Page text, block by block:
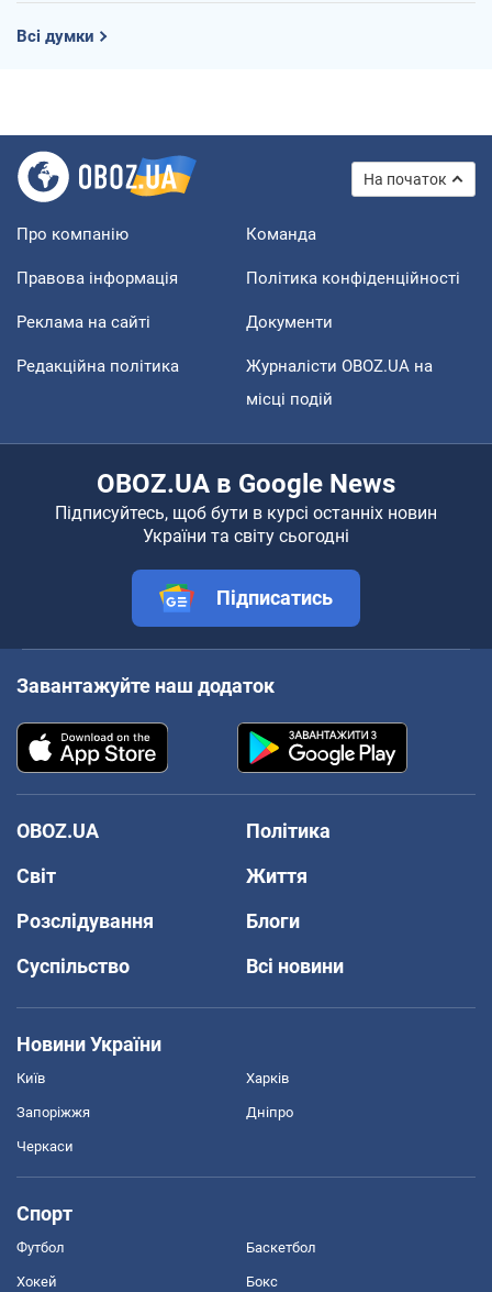
Всі думки
На початок
Про компанію Команда
Правова інформація Політика конфіденційності
Реклама на сайті Документи
Редакційна політика
Журналісти OBOZ.UA на
місці подій
OBOZ.UA в Google News
Підписуйтесь, щоб бути в курсі останніх новин
України та світу сьогодні
Підписатись
Завантажуйте наш додаток
OBOZ.UA
Політика
Світ
Життя
Розслідування
Блоги
Суспільство
Всі новини
Новини України
Київ Харків
Запоріжжя Дніпро
Черкаси
Спорт
Футбол Баскетбол
Хокей Бокс